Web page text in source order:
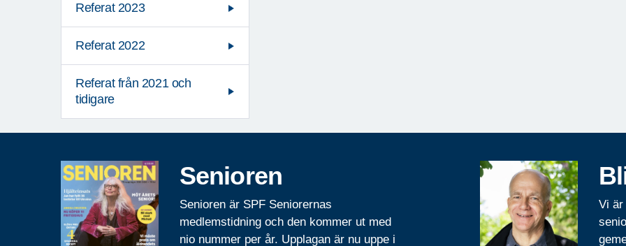
Referat 2023
Referat 2022
Referat från 2021 och
tidigare
Senioren
Senioren är SPF Seniorernas
medlemstidning och den kommer ut med
nio nummer per år. Upplagan är nu uppe i
Vi är